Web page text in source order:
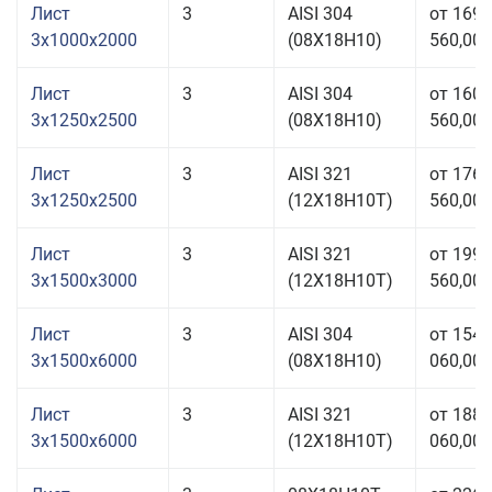
Лист
3x1000x2000
3
AISI 304
(08Х18Н10)
от 169
560,00
Лист
3x1250x2500
3
AISI 304
(08Х18Н10)
от 160
560,00
Лист
3x1250x2500
3
AISI 321
(12Х18Н10Т)
от 176
560,00
Лист
3x1500x3000
3
AISI 321
(12Х18Н10Т)
от 199
560,00
Лист
3x1500x6000
3
AISI 304
(08Х18Н10)
от 154
060,00
Лист
3x1500x6000
3
AISI 321
(12Х18Н10Т)
от 188
060,00